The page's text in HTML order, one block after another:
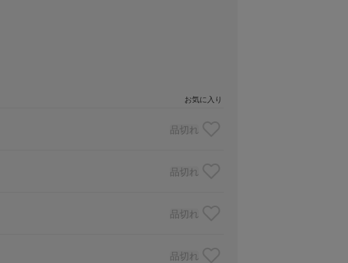
お気に入り
品切れ
品切れ
品切れ
品切れ